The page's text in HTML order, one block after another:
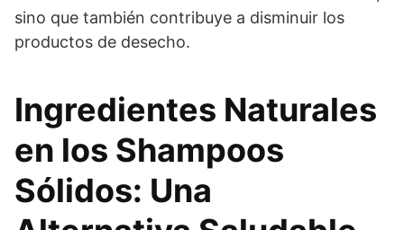
sino que también contribuye a disminuir los
productos de desecho.
Ingredientes Naturales
en los Shampoos
Sólidos: Una